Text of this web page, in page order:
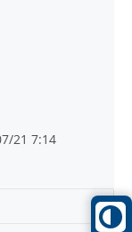
21 7:14